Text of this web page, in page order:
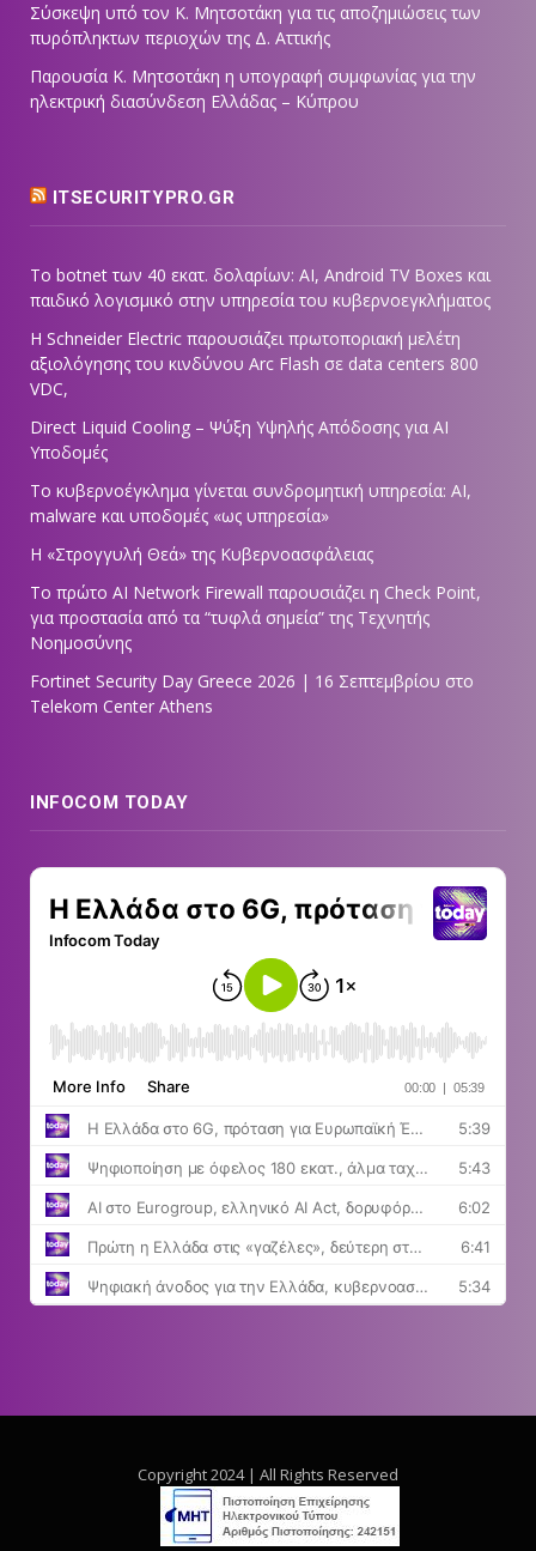
Σύσκεψη υπό τον Κ. Μητσοτάκη για τις αποζημιώσεις των
πυρόπληκτων περιοχών της Δ. Αττικής
Παρουσία Κ. Μητσοτάκη η υπογραφή συμφωνίας για την
ηλεκτρική διασύνδεση Ελλάδας – Κύπρου
ITSECURITYPRO.GR
Το botnet των 40 εκατ. δολαρίων: AI, Android TV Boxes και
παιδικό λογισμικό στην υπηρεσία του κυβερνοεγκλήματος
Η Schneider Electric παρουσιάζει πρωτοποριακή μελέτη
αξιολόγησης του κινδύνου Arc Flash σε data centers 800
VDC,
Direct Liquid Cooling – Ψύξη Υψηλής Απόδοσης για AI
Υποδομές
Το κυβερνοέγκλημα γίνεται συνδρομητική υπηρεσία: AI,
malware και υποδομές «ως υπηρεσία»
Η «Στρογγυλή Θεά» της Κυβερνοασφάλειας
Tο πρώτο AI Network Firewall παρουσιάζει η Check Point,
για προστασία από τα “τυφλά σημεία” της Τεχνητής
Νοημοσύνης
Fortinet Security Day Greece 2026 | 16 Σεπτεμβρίου στο
Telekom Center Athens
INFOCOM TODAY
Copyright 2024 | All Rights Reserved